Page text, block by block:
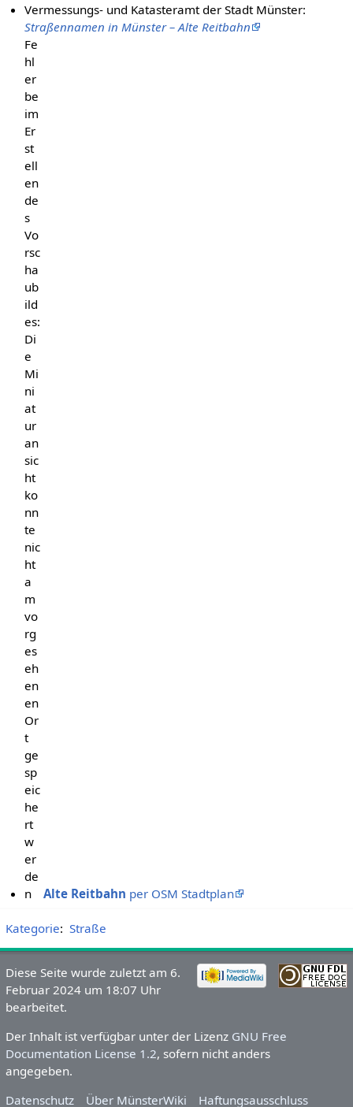
Vermessungs- und Katasteramt der Stadt Münster:
Straßennamen in Münster – Alte Reitbahn
Fe
hl
er
be
im
Er
st
ell
en
de
s
Vo
rsc
ha
ub
ild
es:
Di
e
Mi
ni
at
ur
an
sic
ht
ko
nn
te
nic
ht
a
m
vo
rg
es
eh
en
en
Or
t
ge
sp
eic
he
rt
w
er
de
n
Alte Reitbahn per OSM Stadtplan
Kategorie: Straße
Diese Seite wurde zuletzt am 6.
Februar 2024 um 18:07 Uhr
bearbeitet.
Der Inhalt ist verfügbar unter der Lizenz GNU Free
Documentation License 1.2, sofern nicht anders
angegeben.
Datenschutz
Über MünsterWiki Haftungsausschluss